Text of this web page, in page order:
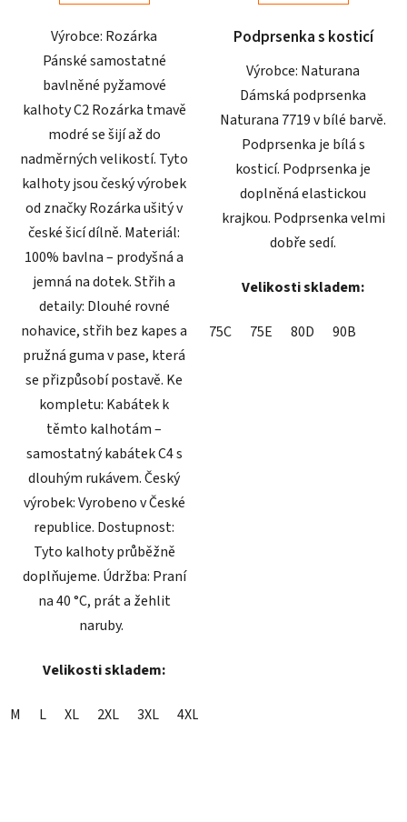
hvězdiček.
Výrobce: Rozárka
Pánské samostatné
bavlněné pyžamové
kalhoty C2 Rozárka tmavě
modré se šijí až do
nadměrných velikostí. Tyto
kalhoty jsou český výrobek
od značky Rozárka ušitý v
české šicí dílně. Materiál:
100% bavlna – prodyšná a
jemná na dotek. Střih a
detaily: Dlouhé rovné
nohavice, střih bez kapes a
pružná guma v pase, která
se přizpůsobí postavě. Ke
kompletu: Kabátek k
těmto kalhotám –
samostatný kabátek C4 s
dlouhým rukávem. Český
výrobek: Vyrobeno v České
republice. Dostupnost:
Tyto kalhoty průběžně
doplňujeme. Údržba: Praní
na 40 °C, prát a žehlit
naruby.
Velikosti skladem:
M L XL 2XL 3XL 4XL
hvězdiček.
Podprsenka s kosticí
Výrobce: Naturana
Dámská podprsenka
Naturana 7719 v bílé barvě.
Podprsenka je bílá s
kosticí. Podprsenka je
doplněná elastickou
krajkou. Podprsenka velmi
dobře sedí.
Velikosti skladem:
75C 75E 80D 90B